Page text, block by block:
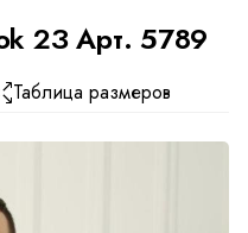
2З Арт. 5789
Таблица размеров